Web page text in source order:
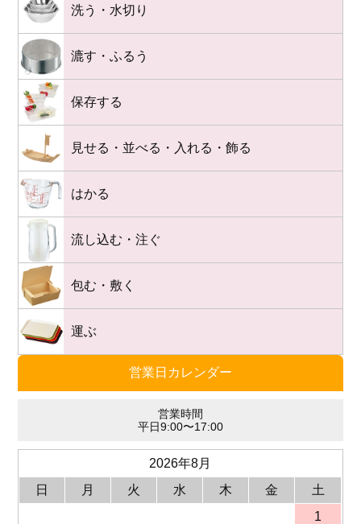
営業日カレンダー
営業時間
平日9:00〜17:00
2026年8月
日
月 火 水 木 金
土
1
洗う・水切り
漉す・ふるう
保存する
見せる・並べる・入れる・飾る
はかる
流し込む・注ぐ
包む・敷く
運ぶ